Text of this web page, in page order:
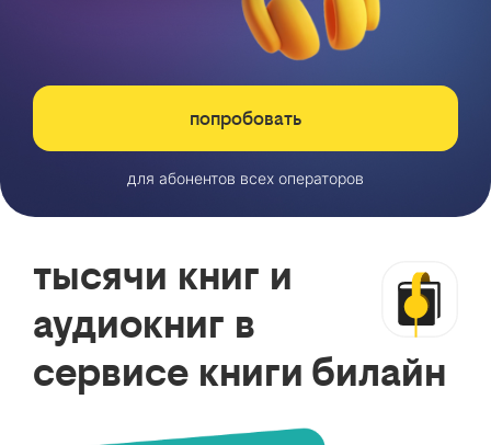
попробовать
для абонентов всех операторов
тысячи книг и
аудиокниг в
сервисе книги билайн